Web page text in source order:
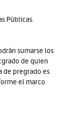
Públicas.
sumarse los
de quien
de pregrado es
el marco